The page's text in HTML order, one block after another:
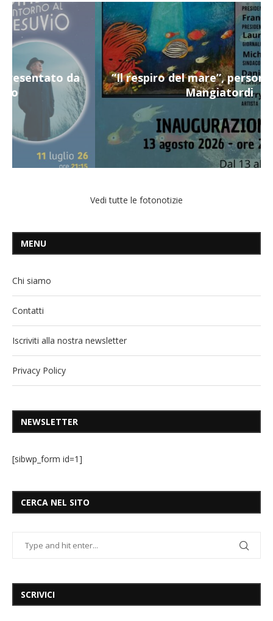
“Il respiro del mare”, personale di Terry
Mangiatordi
Vedi tutte le fotonotizie
MENU
Chi siamo
Contatti
Iscriviti alla nostra newsletter
Privacy Policy
NEWSLETTER
[sibwp_form id=1]
CERCA NEL SITO
SCRIVICI